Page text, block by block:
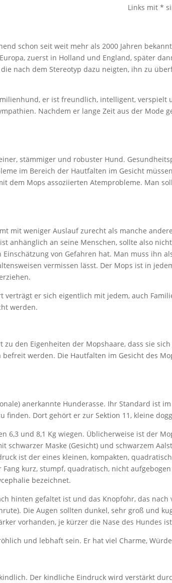
Links mit *
schon seit weit mehr als 2000 Jahren
zuerst in Holland und England, später
nach dem Stereotyp dazu neigten, ihn zu
er ist freundlich, intelligent,
Nachdem er lange Zeit aus der Mode
stämmiger und robuster Hund.
im Bereich der Hautfalten im Gesicht
dem Mops assoziierten Atemprobleme. Man
mit weniger Auslauf zurecht als manche
anhänglich an seine Menschen, sollte also
von Gefahren hat. Man muss ihn
vermissen lässt. Der Mops ist in
verträgt er sich eigentlich mit jedem, auch
werden.
den Eigenheiten der Mopshaare, dass sie
werden. Die Hautfalten im Gesicht des
anerkannte Hunderasse. Ihr Standard ist
Dort gehört er zur Sektion 11, kleine
6,3 und 8,1 Kg wiegen. Üblicherweise ist der
Maske (Gesicht) und schwarzem
ist der eines kleinen, kompakten,
kurz, stumpf, quadratisch, nicht
bezeichnet.
hinten gefaltet ist und das Knopfohr, das
Die Augen sollten dunkel, sehr groß und
vorhanden, je kürzer die Nase des Hundes
und lebhaft sein. Er hat viel Charme,
Der kindliche Eindruck wird verstärkt